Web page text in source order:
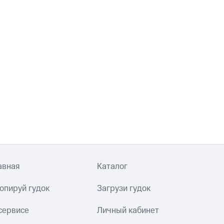
Каталог
гудок Загрузи гудок
Личный кабинет